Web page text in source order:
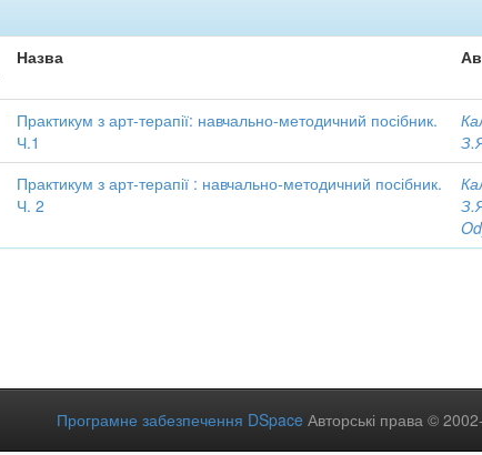
Назва
Практикум з арт-терапії: навчально-методичний посібник.
Ч.1
Практикум з арт-терапії : навчально-методичний посібник.
Ч. 2
Програмне забезпечення DSpace Авторські права ©